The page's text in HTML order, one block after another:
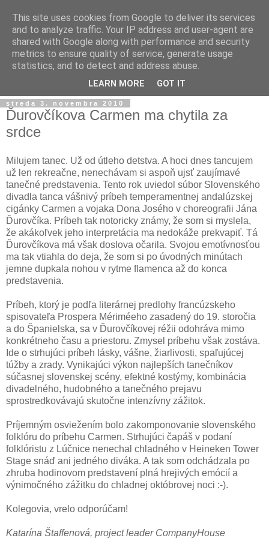
streda 3. novembra 2010
Ďurovčíkova Carmen ma chytila za
srdce
Milujem tanec. Už od útleho detstva. A hoci dnes tancujem
už len rekreačne, nenechávam si aspoň ujsť zaujímavé
tanečné predstavenia. Tento rok uviedol súbor Slovenského
divadla tanca vášnivý príbeh temperamentnej andalúzskej
cigánky Carmen a vojaka Dona Josého v choreografii Jána
Ďurovčíka. Príbeh tak notoricky známy, že som si myslela,
že akákoľvek jeho interpretácia ma nedokáže prekvapiť. Tá
Ďurovčíkova má však doslova očarila. Svojou emotívnosťou
ma tak vtiahla do deja, že som si po úvodných minútach
jemne dupkala nohou v rytme flamenca až do konca
predstavenia.
Príbeh, ktorý je podľa literárnej predlohy francúzskeho
spisovateľa Prospera Mériméeho zasadený do 19. storočia
a do Španielska, sa v Ďurovčíkovej réžii odohráva mimo
konkrétneho času a priestoru. Zmysel príbehu však zostáva.
Ide o strhujúci príbeh lásky, vášne, žiarlivosti, spaľujúcej
túžby a zrady. Vynikajúci výkon najlepších tanečníkov
súčasnej slovenskej scény, efektné kostýmy, kombinácia
divadelného, hudobného a tanečného prejavu
sprostredkovávajú skutočne intenzívny zážitok.
Príjemným osviežením bolo zakomponovanie slovenského
folklóru do príbehu Carmen. Strhujúci čapáš v podaní
folklóristu z Lúčnice nenechal chladného v Heineken Tower
Stage snáď ani jedného diváka. A tak som odchádzala po
zhruba hodinovom predstavení plná hrejivých emócií a
výnimočného zážitku do chladnej októbrovej noci :-).
Kolegovia, vrelo odporúčam!
Katarína Štaffenová, project leader CompanyHouse
This site uses cookies from Google to deliver its services
and to analyze traffic. Your IP address and user-agent are
shared with Google along with performance and security
metrics to ensure quality of service, generate usage
statistics, and to detect and address abuse.
LEARN MORE GOT IT